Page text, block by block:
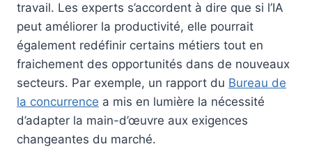
travail. Les experts s’accordent à dire que si l’IA
peut améliorer la productivité, elle pourrait
également redéfinir certains métiers tout en
fraichement des opportunités dans de nouveaux
secteurs. Par exemple, un rapport du Bureau de
la concurrence a mis en lumière la nécessité
d’adapter la main-d’œuvre aux exigences
changeantes du marché.